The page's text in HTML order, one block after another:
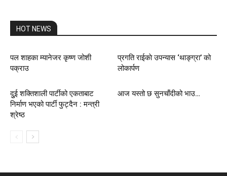
HOT NEWS
पल शाहका म्यानेजर कृष्ण जोशी
पक्राउ
प्रगति राईकाे उपन्यास ‘थाङ्ग्रा’ को
लोकार्पण
दुुई शक्तिशाली पार्टीको एकताबाट
निर्माण भएको पार्टी फुट्दैन : मन्त्री
श्रेष्ठ
आज यस्तो छ सुनचाँदीको भाउ…